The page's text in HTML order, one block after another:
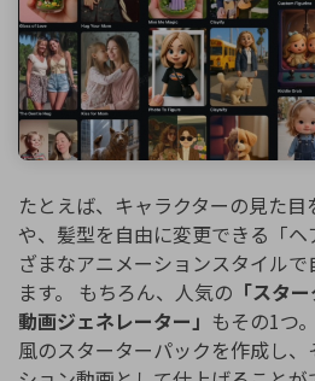
たとえば、キャラクターの見た目
や、髪型を自由に変更できる「
ざまなアニメーションスタイル
ます。 もちろん、人気の 「スタ
動画ジェネレーター」 もその1つ
風のスターターパックを作成し